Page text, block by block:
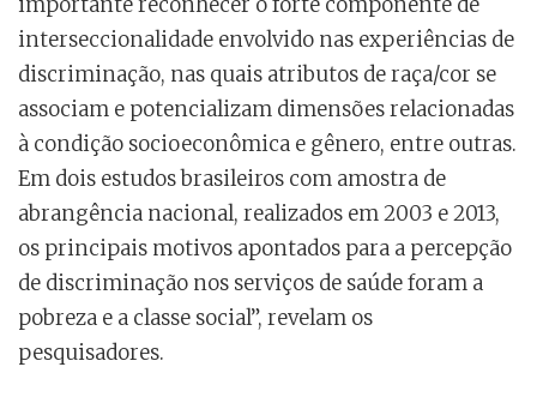
interseccionalidade envolvido nas experiências de
discriminação, nas quais atributos de raça/cor se
associam e potencializam dimensões relacionadas
à condição socioeconômica e gênero, entre outras.
Em dois estudos brasileiros com amostra de
abrangência nacional, realizados em 2003 e 2013,
os principais motivos apontados para a percepção
de discriminação nos serviços de saúde foram a
pobreza e a classe social”, revelam os
pesquisadores.